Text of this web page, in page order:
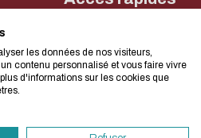
développé ce site Internet dans
forte d'écoconception.
nécessaires à votre
Règlement
commun des
bibliothèques
NEWSLETTER
les données de nos visiteurs,
contenu personnalisé et vous faire vivre
d'informations sur les cookies que